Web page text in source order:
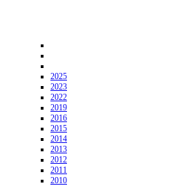
2025
2023
2022
2019
2016
2015
2014
2013
2012
2011
2010